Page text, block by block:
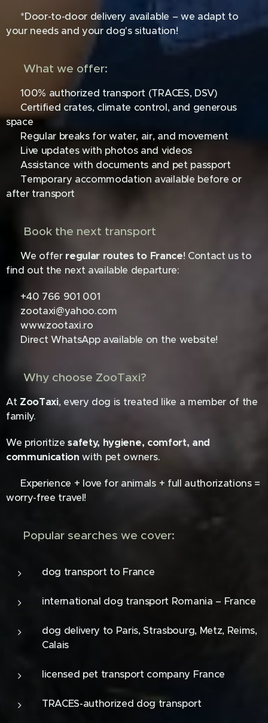
📦 *Door-to-door delivery available – we adapt to
your needs and your dog's situation!
✅ What we offer:
🐾 100% authorized transport (TRACES, DSV)
🐾 Certified crates, climate control, and generous
space
🐾 Regular breaks for water, air, and movement
🐾 Live updates with photos and videos
🐾 Assistance with documents and pet passport
🐾 Temporary accommodation available before or
after transport
📅 Book the next transport
🗓️ We offer regular routes to France! Contact us to
find out the next available departure:
📞 +40 766 901 001
📩 zootaxi@yahoo.com
🌐 www.zootaxi.ro
📱 Direct WhatsApp available on the website!
❤️ Why choose ZooTaxi?
At ZooTaxi, every dog is treated like a member of the
family. 🐕
We prioritizesafety, hygiene, comfort, and
communication with pet owners.
🔒 Experience + love for animals + full authorizations =
worry-free travel!
🔍 Popular searches we cover:
dog transport to France
international dog transport Romania – France
dog delivery to Paris, Strasbourg, Metz, Reims,
Calais
licensed pet transport company France
TRACES-authorized dog transport